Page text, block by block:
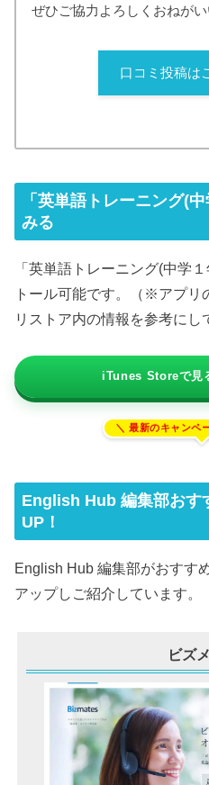
ぜひご協力よろしくおねがい
口コミ投稿は
「英単語トレーニング(
みる
「英単語トレーニング(中学
トール可能です。（※アプリ
リストア内の情報を参考にし
iTunes Storeで見
English Hub 編集部おす
UP！
English Hub 編集部がおすす
アップしご紹介しています。
ビズ